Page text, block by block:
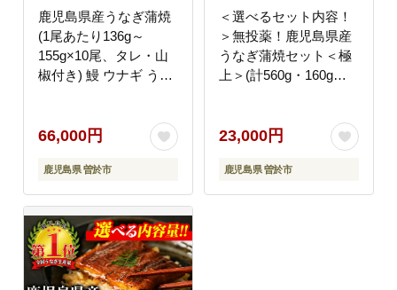
鹿児島県産うなぎ蒲焼
(1尾あたり136g～
155g×10尾、タレ・山
椒付き) 鰻 ウナギ うな
日本養鰻】D34
66,000円
鹿児島県 曽於市
＜選べるセット内容！
＞無投薬！鹿児島県産
うなぎ蒲焼セット＜極
上＞(計560g・160g～
A507-v01
23,000円
鹿児島県 曽於市